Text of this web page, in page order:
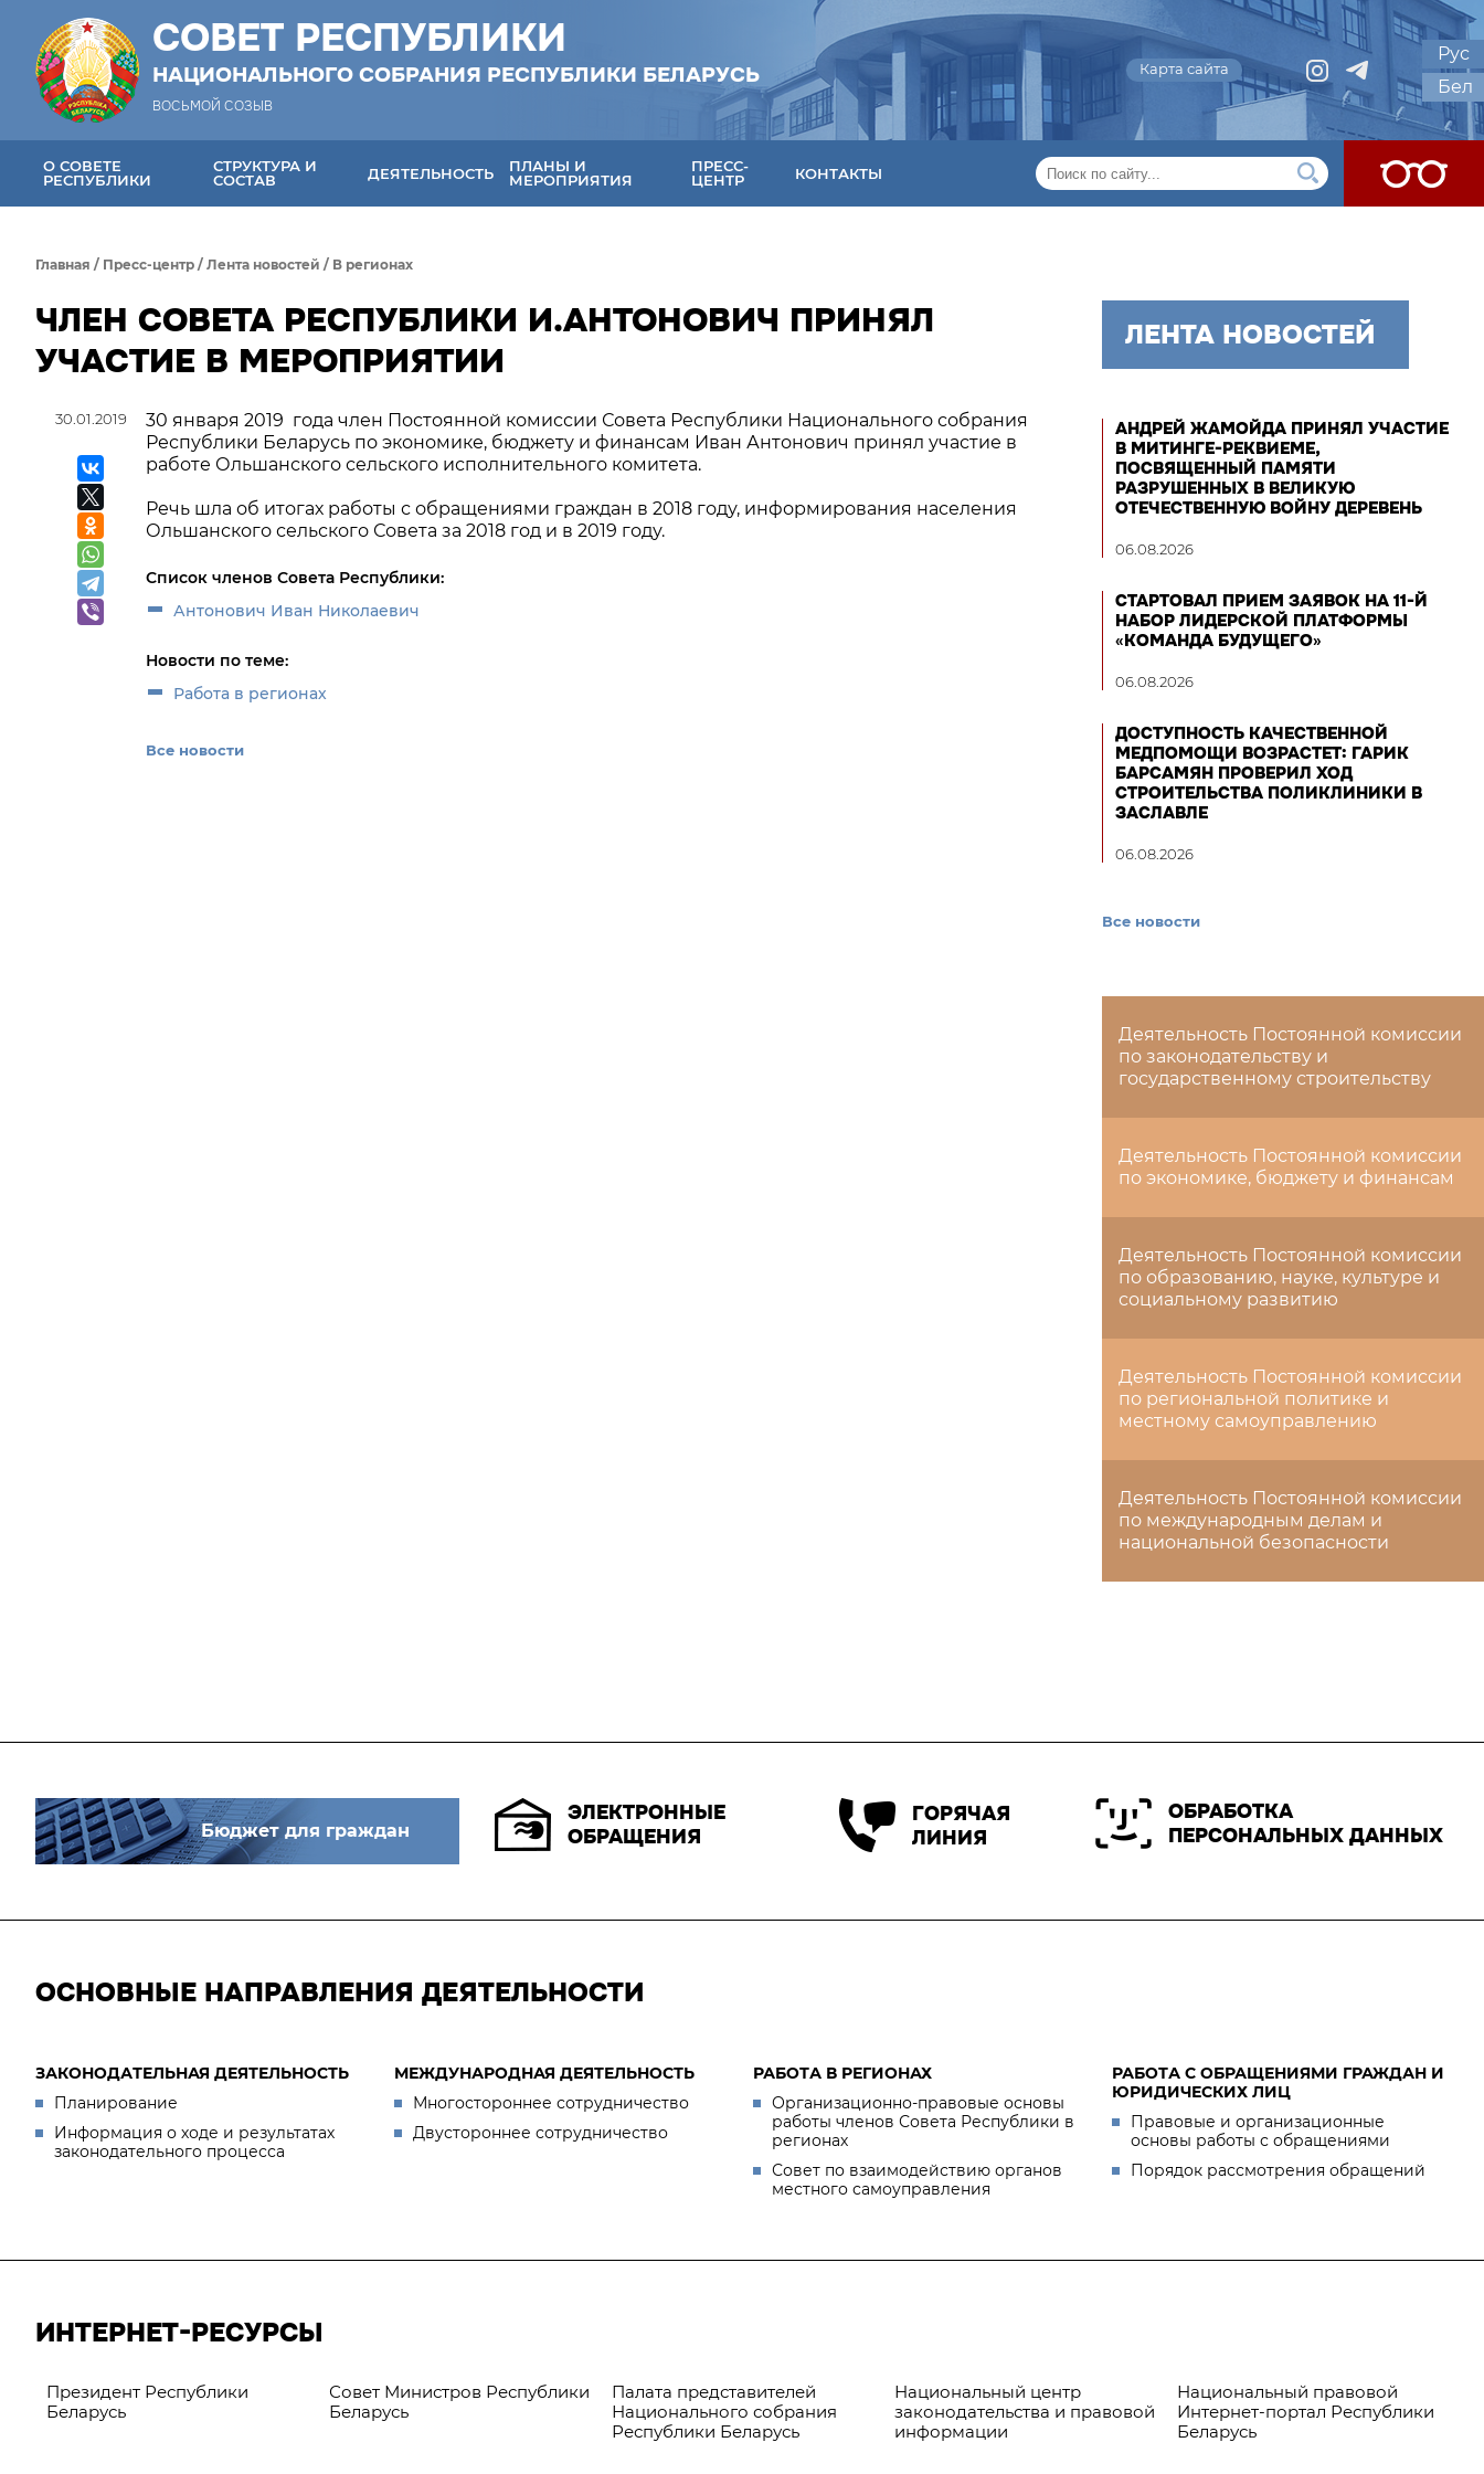
СОВЕТ РЕСПУБЛИКИ
НАЦИОНАЛЬНОГО СОБРАНИЯ РЕСПУБЛИКИ БЕЛАРУСЬ
ВОСЬМОЙ СОЗЫВ
Карта сайта
Рус
Бел
О СОВЕТЕ
РЕСПУБЛИКИ
СТРУКТУРА И
СОСТАВ
ДЕЯТЕЛЬНОСТЬ
ПЛАНЫ И
МЕРОПРИЯТИЯ
ПРЕСС-
ЦЕНТР
КОНТАКТЫ
Главная / Пресс-центр / Лента новостей / В регионах
ЧЛЕН СОВЕТА РЕСПУБЛИКИ И.АНТОНОВИЧ ПРИНЯЛ
УЧАСТИЕ В МЕРОПРИЯТИИ
30.01.2019
30 января 2019 года член Постоянной комиссии Совета Республики Национального собрания
Республики Беларусь по экономике, бюджету и финансам Иван Антонович принял участие в
работе Ольшанского сельского исполнительного комитета.
Речь шла об итогах работы с обращениями граждан в 2018 году, информирования населения
Ольшанского сельского Совета за 2018 год и в 2019 году.
Список членов Совета Республики:
Антонович Иван Николаевич
Новости по теме:
Работа в регионах
Все новости
ЛЕНТА НОВОСТЕЙ
АНДРЕЙ ЖАМОЙДА ПРИНЯЛ УЧАСТИЕ
В МИТИНГЕ-РЕКВИЕМЕ,
ПОСВЯЩЕННЫЙ ПАМЯТИ
РАЗРУШЕННЫХ В ВЕЛИКУЮ
ОТЕЧЕСТВЕННУЮ ВОЙНУ ДЕРЕВЕНЬ
06.08.2026
СТАРТОВАЛ ПРИЕМ ЗАЯВОК НА 11-Й
НАБОР ЛИДЕРСКОЙ ПЛАТФОРМЫ
«КОМАНДА БУДУЩЕГО»
06.08.2026
ДОСТУПНОСТЬ КАЧЕСТВЕННОЙ
МЕДПОМОЩИ ВОЗРАСТЕТ: ГАРИК
БАРСАМЯН ПРОВЕРИЛ ХОД
СТРОИТЕЛЬСТВА ПОЛИКЛИНИКИ В
ЗАСЛАВЛЕ
06.08.2026
Все новости
Деятельность Постоянной комиссии
по законодательству и
государственному строительству
Деятельность Постоянной комиссии
по экономике, бюджету и финансам
Деятельность Постоянной комиссии
по образованию, науке, культуре и
социальному развитию
Деятельность Постоянной комиссии
по региональной политике и
местному самоуправлению
Деятельность Постоянной комиссии
по международным делам и
национальной безопасности
Бюджет для граждан
ЭЛЕКТРОННЫЕ
ОБРАЩЕНИЯ
ГОРЯЧАЯ
ЛИНИЯ
ОБРАБОТКА
ПЕРСОНАЛЬНЫХ ДАННЫХ
ОСНОВНЫЕ НАПРАВЛЕНИЯ ДЕЯТЕЛЬНОСТИ
ЗАКОНОДАТЕЛЬНАЯ ДЕЯТЕЛЬНОСТЬ
Планирование
Информация о ходе и результатах
законодательного процесса
МЕЖДУНАРОДНАЯ ДЕЯТЕЛЬНОСТЬ
Многостороннее сотрудничество
Двустороннее сотрудничество
РАБОТА В РЕГИОНАХ
Организационно-правовые основы
работы членов Совета Республики в
регионах
Совет по взаимодействию органов
местного самоуправления
РАБОТА С ОБРАЩЕНИЯМИ ГРАЖДАН И
ЮРИДИЧЕСКИХ ЛИЦ
Правовые и организационные
основы работы с обращениями
Порядок рассмотрения обращений
ИНТЕРНЕТ-РЕСУРСЫ
Президент Республики
Беларусь
Совет Министров Республики
Беларусь
Палата представителей
Национального собрания
Республики Беларусь
Национальный центр
законодательства и правовой
информации
Национальный правовой
Интернет-портал Республики
Беларусь